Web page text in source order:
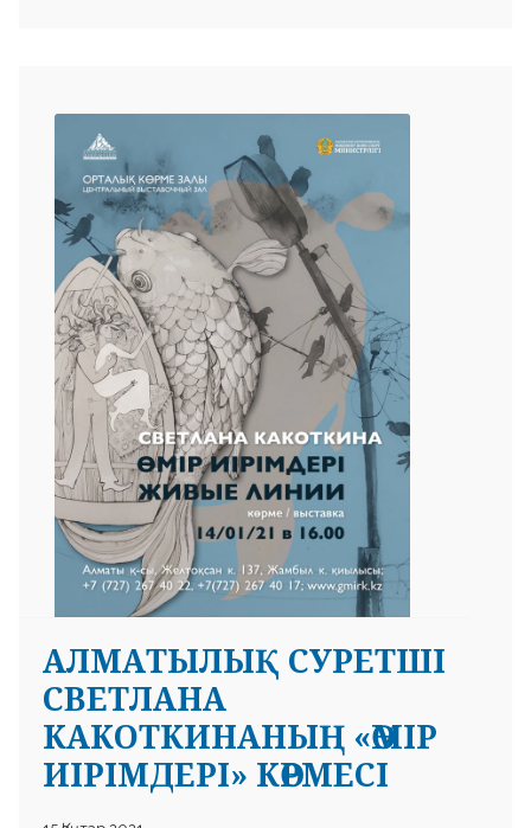
АЛМАТЫЛЫҚ СУРЕТШІ
СВЕТЛАНА
КАКОТКИНАНЫҢ «ӨМІР
ИІРІМДЕРІ» КӨРМЕСІ